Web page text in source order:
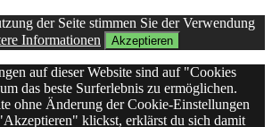
der Seite stimmen Sie der Verwendung
Informationen Akzeptieren
auf dieser Website sind auf "Cookies
das beste Surferlebnis zu ermöglichen.
ohne Änderung der Cookie-Einstellungen
klickst, erklärst du sich damit